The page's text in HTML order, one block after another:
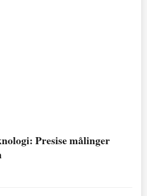
Presise målinger